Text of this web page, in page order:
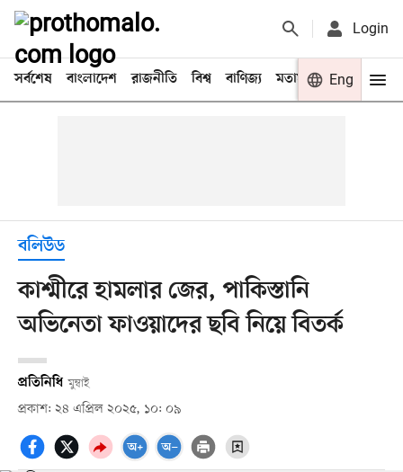
Login
সর্বশেষ বাংলাদেশ রাজনীতি বিশ্ব বাণিজ্য মতামত খেলা
Eng
বলিউড
কাশ্মীরে হামলার জের, পাকিস্তানি
অভিনেতা ফাওয়াদের ছবি নিয়ে বিতর্ক
প্রতিনিধি মুম্বাই
প্রকাশ: ২৪ এপ্রিল ২০২৫, ১০: ০৯